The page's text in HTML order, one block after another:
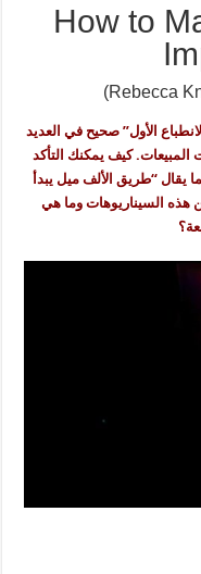
How to
الأول” صحيح في العديد
كيف يمكنك التأكد
يقال “طريق الألف ميل يبدأ
هذه السيناريوهات وما هي